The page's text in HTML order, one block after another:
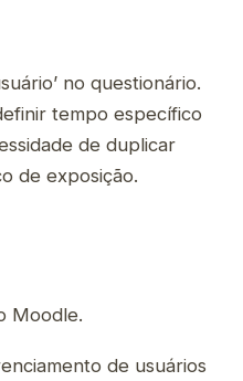
no questionário.
tempo específico
de duplicar
de exposição.
Moodle.
de usuários